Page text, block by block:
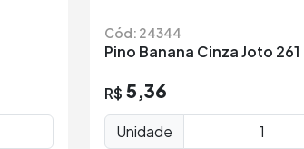
Cód: 24344
Pino Banana Cinza Joto 261
R$ 5,36
Unidade